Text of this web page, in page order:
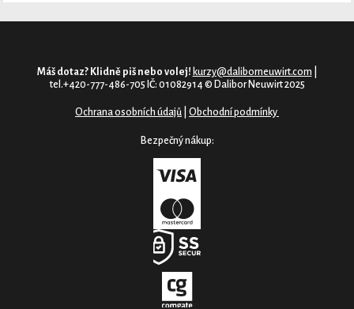
Máš dotaz? Klidně piš nebo volej! kurzy@daliborneuwirt.com
tel.+420-777-486-705 IČ: 01082914 © Dalibor Neuwirt 2025
Ochrana osobních údajů Obchodní podmínky
Bezpečný nákup: